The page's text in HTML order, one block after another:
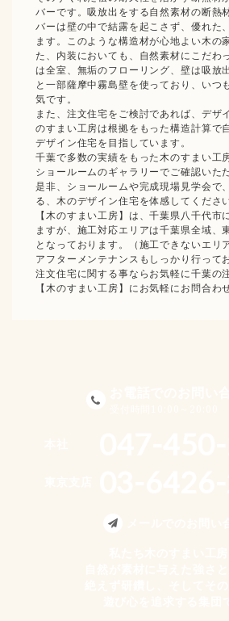
バーです。吸放出をする自然素材の断熱
バーは壁の中で結露を起こさず、優れた
ます。このような構造材が心地よい木の
た、内装においても、自然素材にこだわ
は全室、無垢のフローリング、壁は吸放
と一部薩摩中霧島壁を使っており、いつ
気です。
また、注文住宅をご検討であれば、デザ
のすまい工房は根拠をもった構造計算で
デザイン住宅を目指しています。
千葉で多数の実績をもった木のすまい工
ショールームのギャラリーでご確認いた
是非、ショールームや完成現場見学会で
る、木のデザイン住宅を体感してください
【木のすまい工房】は、千葉県八千代市
ますが、施工対応エリアは千葉県全域、
となっております。（施工できないエリ
アフターメンテナンスもしっかり行って
注文住宅に関する事ならお気軽に千葉の
【木のすまい工房】にお気軽にお問合わ